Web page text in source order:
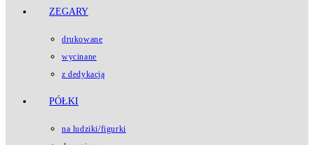
ZEGARY
drukowane
wycinane
z dedykacją
PÓŁKI
na ludziki/figurki